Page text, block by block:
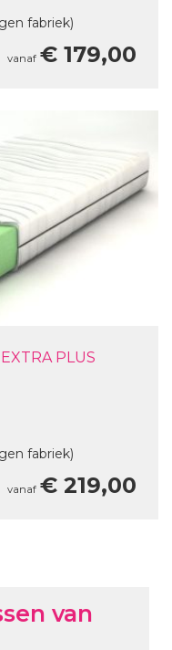
fabriek)
€ 179,00
PLUS
fabriek)
€ 219,00
van